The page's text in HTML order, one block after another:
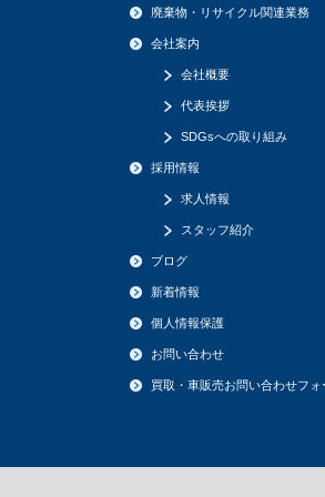
廃棄物・リサイクル関連業務
会社案内
会社概要
代表挨拶
SDGsへの取り組み
採用情報
求人情報
スタッフ紹介
ブログ
新着情報
個人情報保護
お問い合わせ
買取・車販売お問い合わせフォ